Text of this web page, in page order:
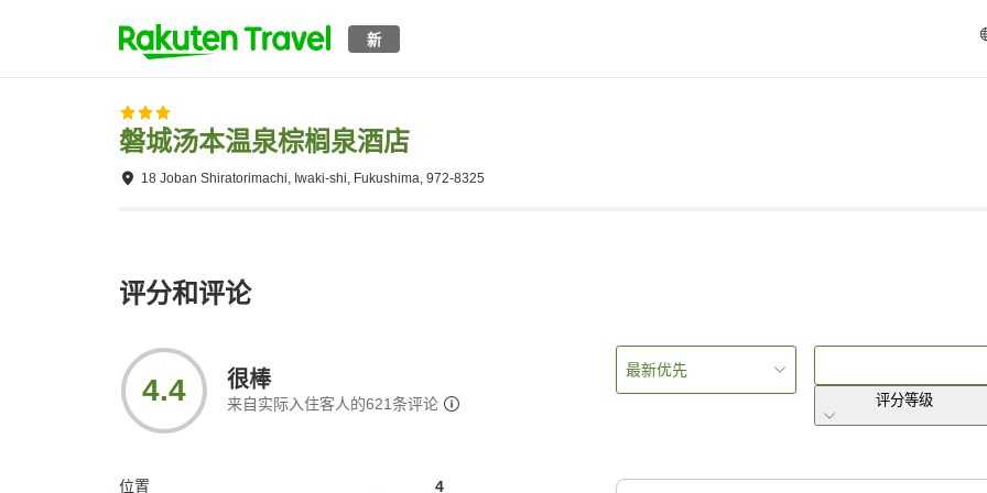
新
磐城汤本温泉棕榈泉酒店
18 Joban Shiratorimachi, Iwaki-shi, Fukushima, 972-8325
评分和评论
4.4 很棒
来自实际入住客人的621条评论
位置 4
最新优先
评分等级